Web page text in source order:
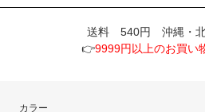
送料 540円 沖縄・
👉9999円以上のお買い
カラー